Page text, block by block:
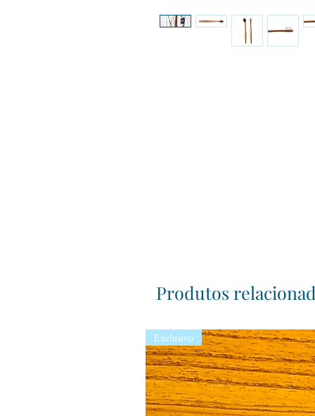
Produtos
Exclusivo